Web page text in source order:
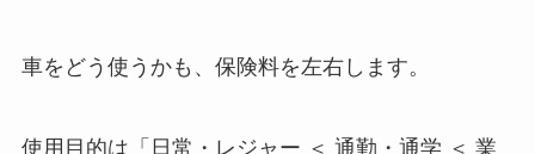
車をどう使うかも、保険料を左右します。
使用目的は「日常・レジャー ＜ 通勤・通学 ＜ 業